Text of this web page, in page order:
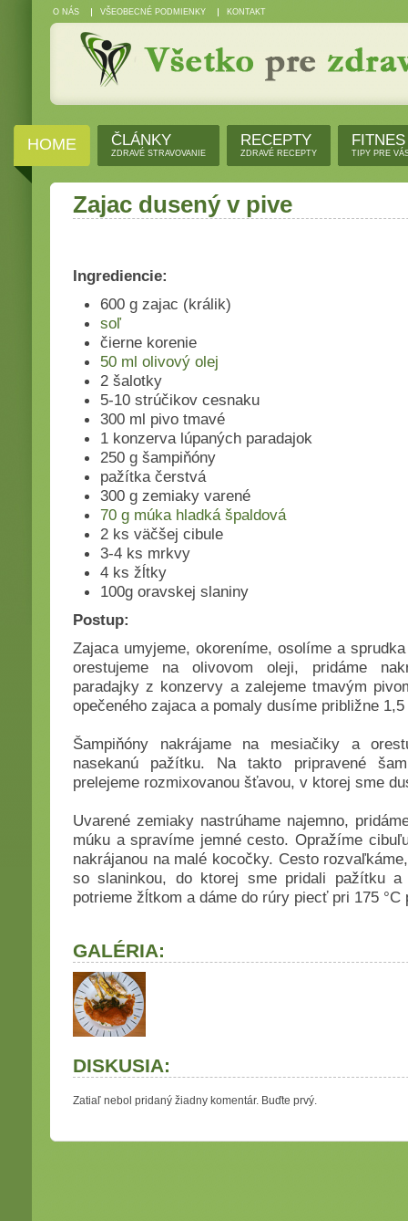
O NÁS VŠEOBECNÉ PODMIENKY KONTAKT
HOME ČLÁNKY
ZDRAVÉ STRAVOVANIE
RECEPTY
ZDRAVÉ RECEPTY
FITNES
TIPY PRE
Zajac dusený v pive
Ingrediencie:
600 g zajac (králik)
soľ
čierne korenie
50 ml olivový olej
2 šalotky
5-10 strúčikov cesnaku
300 ml pivo tmavé
1 konzerva lúpaných paradajok
250 g šampiňóny
pažítka čerstvá
300 g zemiaky varené
70 g múka hladká špaldová
2 ks väčšej cibule
3-4 ks mrkvy
4 ks žĺtky
100g oravskej slaniny
Postup:
Zajaca umyjeme, okoreníme, osolíme a
orestujeme na olivovom oleji, pridáme
paradajky z konzervy a zalejeme tmavým
opečeného zajaca a pomaly dusíme približne 1,5
Šampiňóny nakrájame na mesiačiky a
nasekanú pažítku. Na takto pripravené
prelejeme rozmixovanou šťavou, v ktorej sme
Uvarené zemiaky nastrúhame najemno,
múku a spravíme jemné cesto. Opražíme
nakrájanou na malé kocočky. Cesto
so slaninkou, do ktorej sme pridali pažítku a
potrieme žĺtkom a dáme do rúry piecť pri 175 °C
GALÉRIA:
DISKUSIA:
Zatiaľ nebol pridaný žiadny komentár. Buďte prvý.